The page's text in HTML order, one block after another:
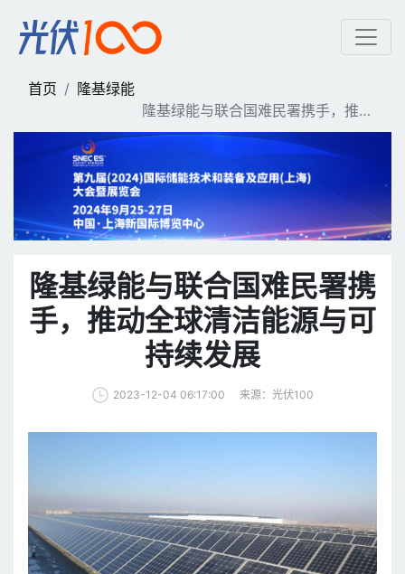
隆基绿能与联合国难民
首页
隆基绿能
隆基绿能与联合国难民署携手，推动
全球清洁能源与可持续发展
隆基绿能与联合国难民署携
手，推动全球清洁能源与可
持续发展
2023-12-04 06:17:00 来源：光伏100